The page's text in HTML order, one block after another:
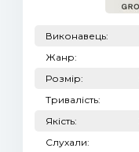
Виконавець:
Жанр:
Розмір:
Тривалість:
Якість:
Слухали: